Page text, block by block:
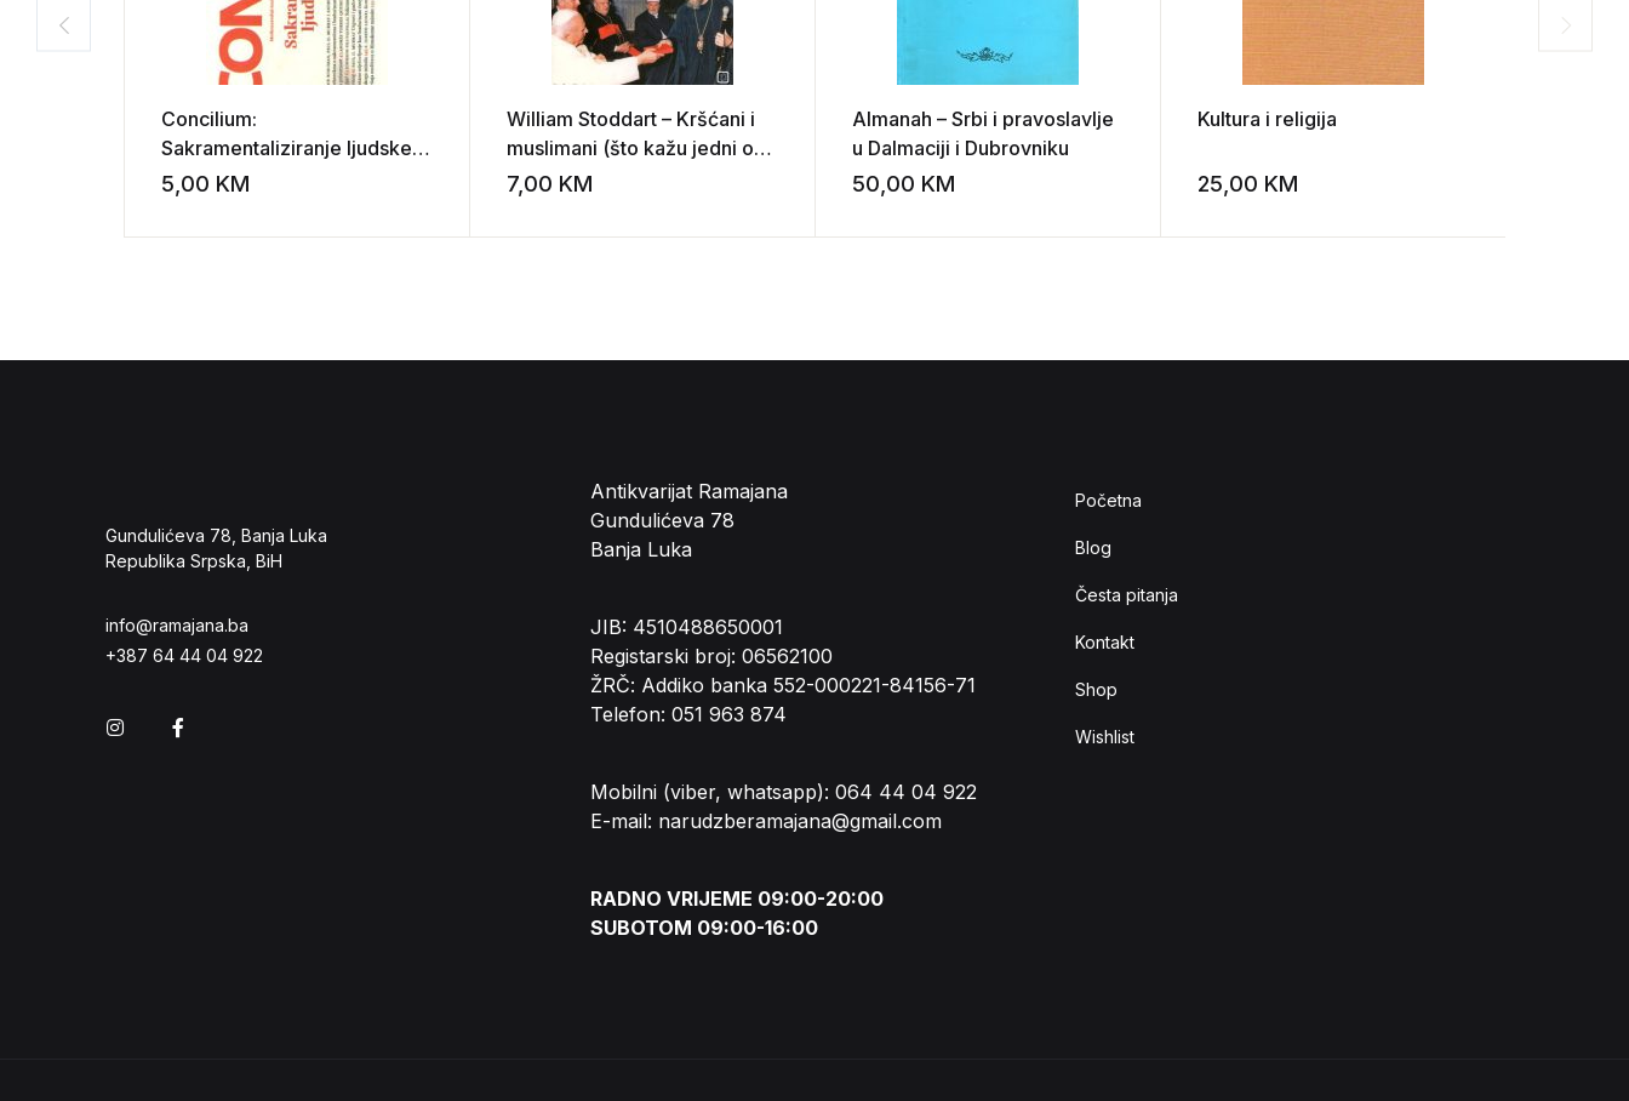
Concilium:
Sakramentaliziranje ljudske
povijesti
5,00 KM Add to wishlist
William Stoddart – Kršćani i
muslimani (što kažu jedni o
drugima?)
7,00 KM Add to wishlist
Almanah – Srbi i pravoslavlje
u Dalmaciji i Dubrovniku
50,00 KM Add to wishlist
Kultura i religija
25,00 KM
Gundulićeva 78, Banja Luka
Republika Srpska, BiH
info@ramajana.ba
+387 64 44 04 922
Instagram
Antikvarijat Ramajana
Gundulićeva 78
Banja Luka
JIB: 4510488650001
Registarski broj: 06562100
ŽRČ: Addiko banka 552-000221-84156-71
Telefon: 051 963 874
Mobilni (viber, whatsapp): 064 44 04 922
E-mail: narudzberamajana@gmail.com
RADNO VRIJEME 09:00-20:00
SUBOTOM 09:00-16:00
Početna
Blog
Česta pitanja
Kontakt
Shop
Wishlist